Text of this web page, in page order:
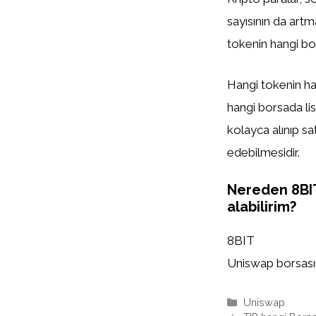
sayısının da
tokenin hangi
Hangi tokenin
hangi borsada
kolayca alınıp
edebilmesidir.
Nereden
alabilirim?
8BIT
Uniswap
Kategoriler
Uniswap